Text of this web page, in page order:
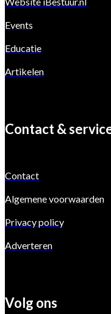
Events
Educatie
Artikelen
Contact &
Contact
Algemene voorwaarden
Privacy policy
Adverteren
Volg ons